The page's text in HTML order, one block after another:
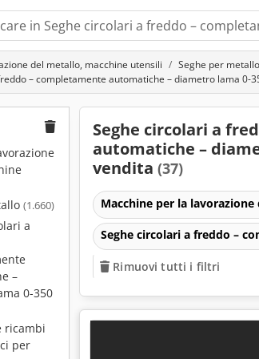
del metallo, macchine utensili
Seghe per metallo
– completamente automatiche – diametro lama 0-
(1.660)
a
–
0-350
ricambi
per
Seghe circolari a
automatiche –
vendita (37)
Macchine per la
Seghe circolari a freddo –
Rimuovi tutti i filtri